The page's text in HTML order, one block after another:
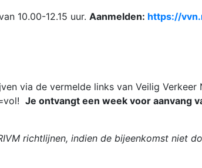
10.00-12.15 uur. Aanmelden: https://
via de vermelde links van Veilig
Je ontvangt een week voor aanvang
richtlijnen, indien de bijeenkomst niet